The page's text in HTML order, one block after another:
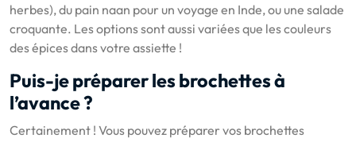
herbes), du pain naan pour un voyage en Inde, ou une salade
croquante. Les options sont aussi variées que les couleurs
des épices dans votre assiette !
Puis-je préparer les brochettes à
l’avance ?
Certainement ! Vous pouvez préparer vos brochettes